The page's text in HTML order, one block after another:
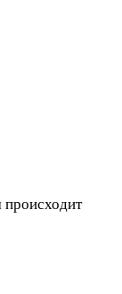
происходит